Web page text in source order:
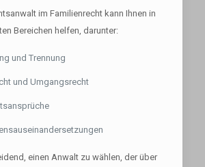
im Familienrecht kann Ihnen in
Bereichen helfen, darunter:
und Trennung
und Umgangsrecht
einen Anwalt zu wählen, der über